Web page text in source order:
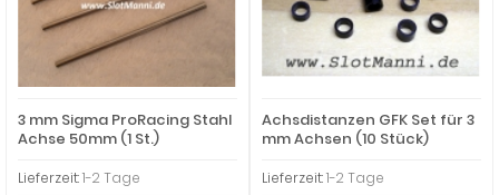
3 mm Sigma ProRacing Stahl
Achse 50mm (1 St.)
Lieferzeit:1-2 Tage
Achsdistanzen GFK Set für 3
mm Achsen (10 Stück)
Lieferzeit:1-2 Tage